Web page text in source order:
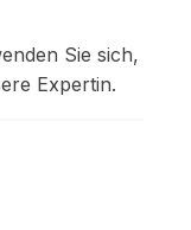
Sie sich,
Expertin.